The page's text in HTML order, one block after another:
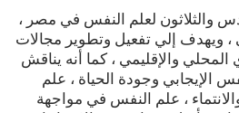
والثلاثون لعلم النفس في مصر ،
، ويهدف إلي تفعيل وتطوير مجالات
والإقليمي ، كما أنه يناقش
الإيجابي وجودة الحياة ، علم
، علم النفس في مواجهة